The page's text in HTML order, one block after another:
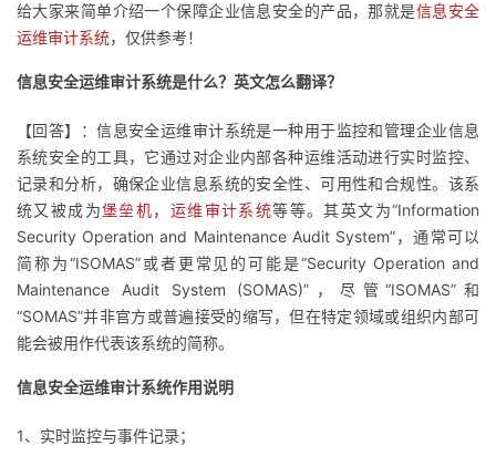
者
我
的
博
客
我
的
论
坛
我
的
圈
子
我
的
直
我
的
我
给大家来简单介绍一个保障企业信息安全的产品，那就是信息安全
运维审计系统，仅供参考！
信息安全运维审计系统是什么？英文怎么翻译？
【回答】：信息安全运维审计系统是一种用于监控和管理企业信息
系统安全的工具，它通过对企业内部各种运维活动进行实时监控、
记录和分析，确保企业信息系统的安全性、可用性和合规性。该系
统又被成为堡垒机， 运维审计系统等等。其英文为“Information
Security Operation and Maintenance Audit System”，通常可以
简称为“ISOMAS”或者更常见的可能是“Security Operation and
Maintenance Audit System (SOMAS)”，尽管“ISOMAS”和
“SOMAS”并非官方或普遍接受的缩写，但在特定领域或组织内部可
能会被用作代表该系统的简称。
信息安全运维审计系统作用说明
1、实时监控与事件记录；